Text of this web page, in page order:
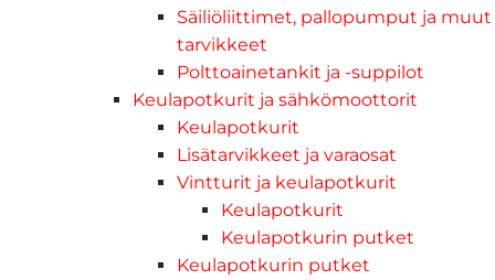
Säiliöliittimet, pallopumput ja muut
tarvikkeet
Polttoainetankit ja -suppilot
Keulapotkurit ja sähkömoottorit
Keulapotkurit
Lisätarvikkeet ja varaosat
Vintturit ja keulapotkurit
Keulapotkurit
Keulapotkurin putket
Keulapotkurin putket